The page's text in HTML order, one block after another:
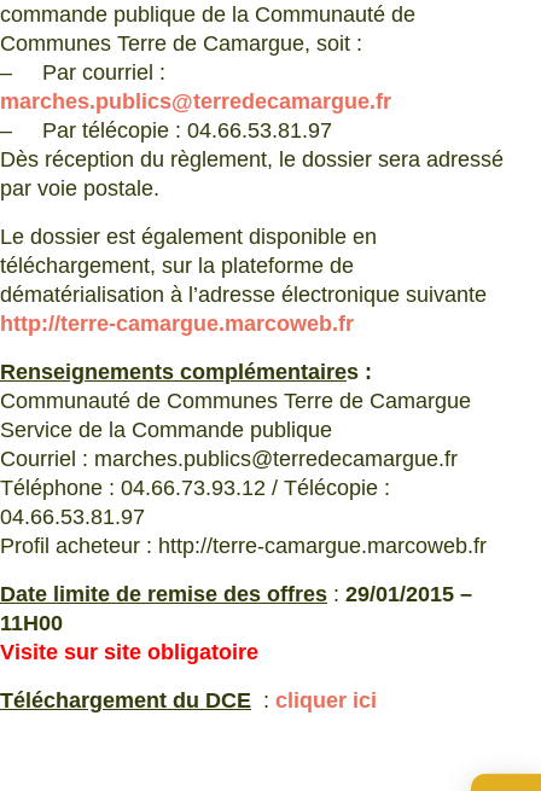
commande publique de la Communauté de
Communes Terre de Camargue, soit :
– Par courriel :
marches.publics@terredecamargue.fr
– Par télécopie : 04.66.53.81.97
Dès réception du règlement, le dossier sera adressé
par voie postale.
Le dossier est également disponible en
téléchargement, sur la plateforme de
dématérialisation à l’adresse électronique suivante
http://terre-camargue.marcoweb.fr
Renseignements complémentaires :
Communauté de Communes Terre de Camargue
Service de la Commande publique
Courriel : marches.publics@terredecamargue.fr
Téléphone : 04.66.73.93.12 / Télécopie :
04.66.53.81.97
Profil acheteur : http://terre-camargue.marcoweb.fr
Date limite de remise des offres : 29/01/2015 –
11H00
Visite sur site obligatoire
Téléchargement du DCE : cliquer ici